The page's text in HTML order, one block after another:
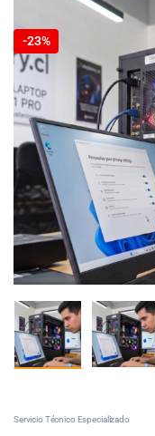
-23%
Servicio Técnico Especializado